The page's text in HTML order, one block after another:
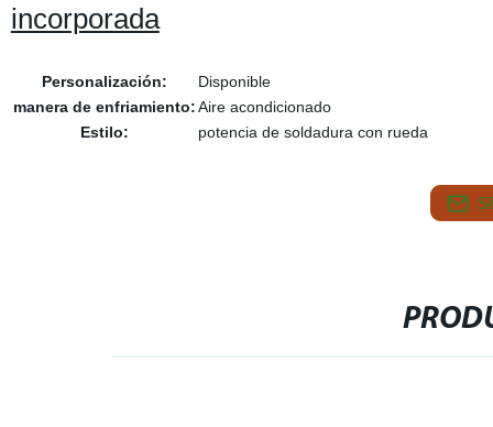
incorporada
Personalización:
Disponible
manera de enfriamiento:Aire acondicionado
Estilo:
potencia de soldadura con rueda